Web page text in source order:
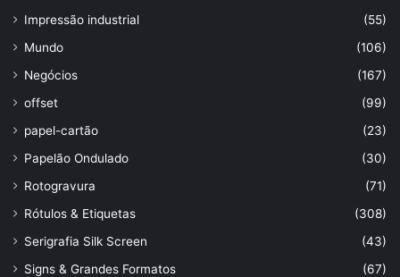
Impressão industrial
(55)
Mundo
(106)
Negócios
(167)
offset
(99)
papel-cartão
(23)
Papelão Ondulado
(30)
Rotogravura
(71)
Rótulos & Etiquetas
(308)
Serigrafia Silk Screen
(43)
Signs & Grandes Formatos
(67)